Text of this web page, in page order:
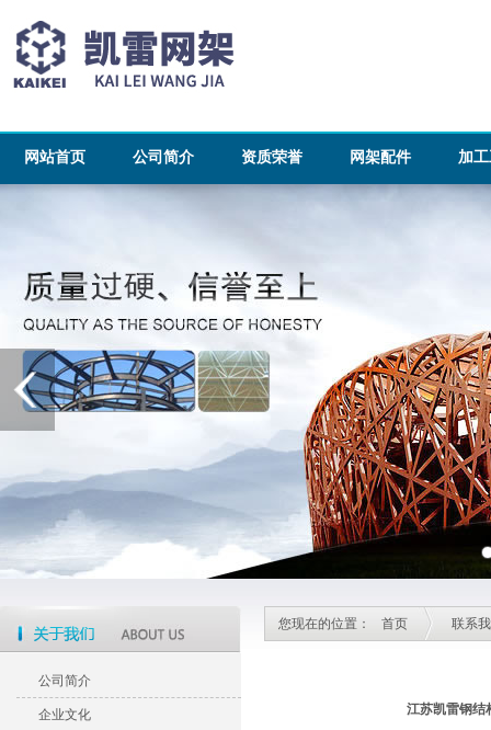
网站首页 公司简介 资质荣誉 网架配件 加
公司简介
企业文化
您现在的位置： 首页 联系
江苏凯雷钢结